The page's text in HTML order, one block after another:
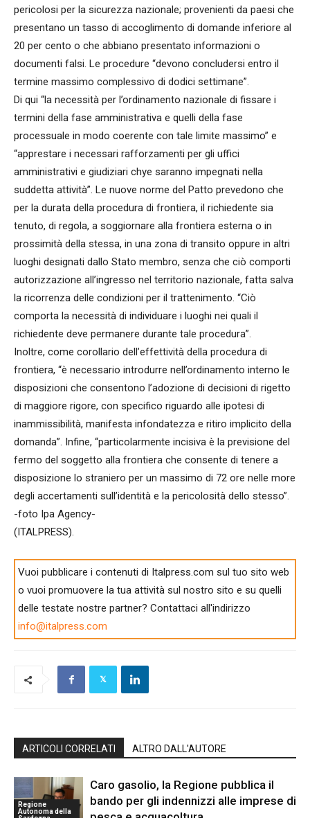
pericolosi per la sicurezza nazionale; provenienti da paesi che
presentano un tasso di accoglimento di domande inferiore al
20 per cento o che abbiano presentato informazioni o
documenti falsi. Le procedure “devono concludersi entro il
termine massimo complessivo di dodici settimane”.
Di qui “la necessità per l’ordinamento nazionale di fissare i
termini della fase amministrativa e quelli della fase
processuale in modo coerente con tale limite massimo” e
“apprestare i necessari rafforzamenti per gli uffici
amministrativi e giudiziari chye saranno impegnati nella
suddetta attività”. Le nuove norme del Patto prevedono che
per la durata della procedura di frontiera, il richiedente sia
tenuto, di regola, a soggiornare alla frontiera esterna o in
prossimità della stessa, in una zona di transito oppure in altri
luoghi designati dallo Stato membro, senza che ciò comporti
autorizzazione all’ingresso nel territorio nazionale, fatta salva
la ricorrenza delle condizioni per il trattenimento. “Ciò
comporta la necessità di individuare i luoghi nei quali il
richiedente deve permanere durante tale procedura”.
Inoltre, come corollario dell’effettività della procedura di
frontiera, “è necessario introdurre nell’ordinamento interno le
disposizioni che consentono l’adozione di decisioni di rigetto
di maggiore rigore, con specifico riguardo alle ipotesi di
inammissibilità, manifesta infondatezza e ritiro implicito della
domanda”. Infine, “particolarmente incisiva è la previsione del
fermo del soggetto alla frontiera che consente di tenere a
disposizione lo straniero per un massimo di 72 ore nelle more
degli accertamenti sull’identità e la pericolosità dello stesso”.
-foto Ipa Agency-
(ITALPRESS).
Vuoi pubblicare i contenuti di Italpress.com sul tuo sito web
o vuoi promuovere la tua attività sul nostro sito e su quelli
delle testate nostre partner? Contattaci all'indirizzo
info@italpress.com
ARTICOLI CORRELATI ALTRO DALL'AUTORE
Regione
Autonoma della
Caro gasolio, la Regione pubblica il
bando per gli indennizzi alle imprese di